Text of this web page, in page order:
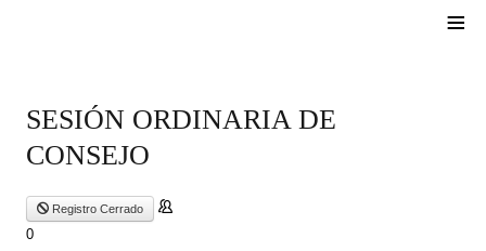
≡
SESIÓN ORDINARIA DE
CONSEJO
Registro Cerrado
0